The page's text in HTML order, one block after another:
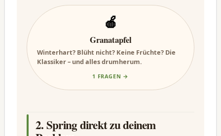
🍎
Granatapfel
Winterhart? Blüht nicht? Keine Früchte? Die
Klassiker – und alles drumherum.
1 FRAGEN →
2. Spring direkt zu deinem